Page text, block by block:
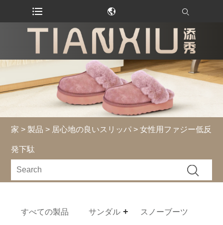
家 > 製品 > 居心地の良いスリッパ > 女性用ファジー低反
発下駄
すべての製品 サンダル スノーブーツ